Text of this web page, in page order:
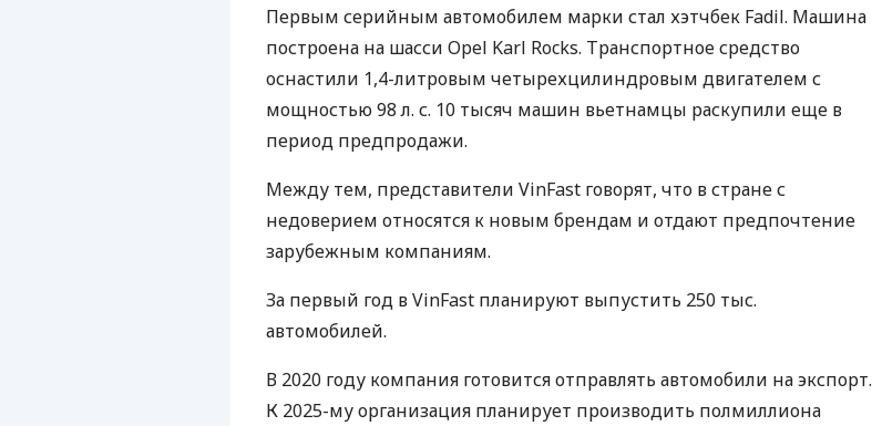
Первым серийным автомобилем марки стал хэтчбек Fadil. Машина
построена на шасси Opel Karl Rocks. Транспортное средство
оснастили 1,4-литровым четырехцилиндровым двигателем с
мощностью 98 л. с. 10 тысяч машин вьетнамцы раскупили еще в
период предпродажи.
Между тем, представители VinFast говорят, что в стране с
недоверием относятся к новым брендам и отдают предпочтение
зарубежным компаниям.
За первый год в VinFast планируют выпустить 250 тыс.
автомобилей.
В 2020 году компания готовится отправлять автомобили на экспорт.
К 2025-му организация планирует производить полмиллиона